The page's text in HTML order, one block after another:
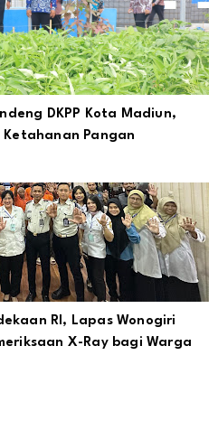
DKPP Kota Madiun,
Ketahanan Pangan
RI, Lapas Wonogiri
X-Ray bagi Warga